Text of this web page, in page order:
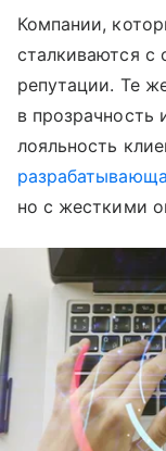
Компании,
сталкиваются с
репутации. Те
в прозрачность
лояльность
но с жесткими